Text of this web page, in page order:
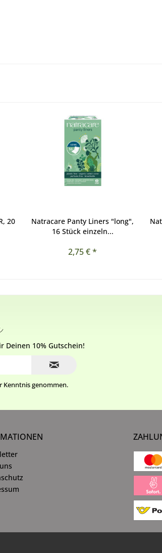
20
Natracare Panty Liners "long",
16 Stück einzeln...
2,75 € *
Deinen 10% Gutschein!
Kenntnis genommen.